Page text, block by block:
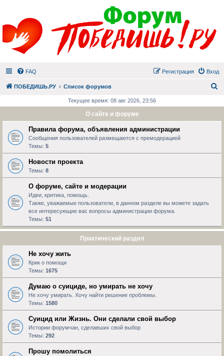
FAQ Вход
Регистрация
ПОБЕДИШЬ.РУ Список форумов
Текущее время: 08 авг 2026, 23:56
О сайте и форуме
Правила форума, объявления администрации
Сообщения пользователей размещаются с премодерацией
Темы: 5
Новости проекта
Темы: 8
О форуме, сайте и модерации
Идеи, критика, помощь.
Также, уважаемые пользователи, в данном разделе вы можете задать
все интересующие вас вопросы администрации форума.
Темы: 51
Практический раздел
Не хочу жить
Крик о помощи
Темы: 1675
Думаю о суициде, но умирать не хочу
Не хочу умирать. Хочу найти решение проблемы.
Темы: 1580
Суицид или Жизнь. Они сделали свой выбор
Истории форумчан, сделавших свой выбор
Темы: 292
Прошу помолиться